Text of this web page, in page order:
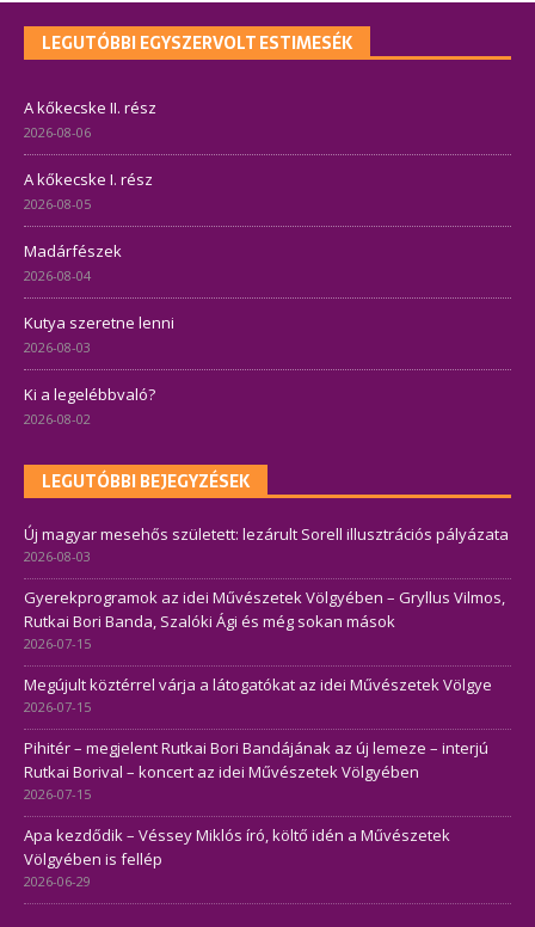
LEGUTÓBBI EGYSZERVOLT ESTIMESÉK
A kőkecske II. rész
2026-08-06
A kőkecske I. rész
2026-08-05
Madárfészek
2026-08-04
Kutya szeretne lenni
2026-08-03
Ki a legelébbvaló?
2026-08-02
LEGUTÓBBI BEJEGYZÉSEK
Új magyar mesehős született: lezárult Sorell illusztrációs pályázata
2026-08-03
Gyerekprogramok az idei Művészetek Völgyében – Gryllus Vilmos,
Rutkai Bori Banda, Szalóki Ági és még sokan mások
2026-07-15
Megújult köztérrel várja a látogatókat az idei Művészetek Völgye
2026-07-15
Pihitér – megjelent Rutkai Bori Bandájának az új lemeze – interjú
Rutkai Borival – koncert az idei Művészetek Völgyében
2026-07-15
Apa kezdődik – Véssey Miklós író, költő idén a Művészetek
Völgyében is fellép
2026-06-29